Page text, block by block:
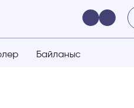
Байланыс